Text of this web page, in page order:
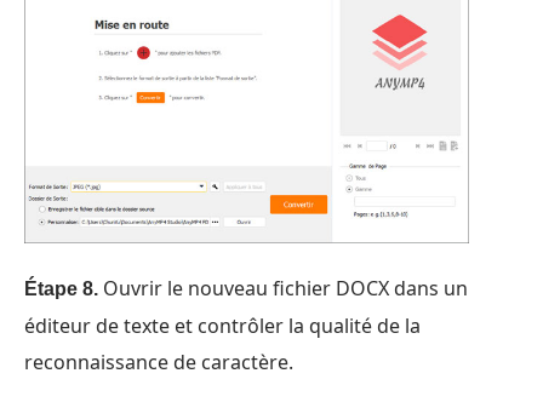
Étape 8. Ouvrir le nouveau fichier DOCX dans un
éditeur de texte et contrôler la qualité de la
reconnaissance de caractère.